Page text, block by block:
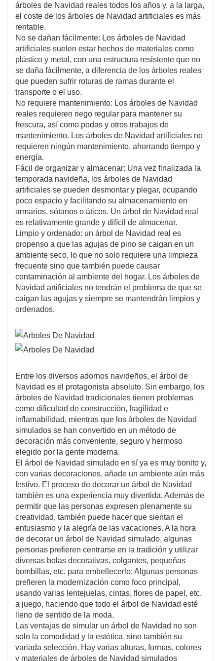
temporada navideña, lo que reduce la
necesidad de comprar un árbol nuevo con
regularidad.
árboles de Navidad reales todos los años y, a la larga,
el coste de los árboles de Navidad artificiales es más
rentable.
No se dañan fácilmente: Los árboles de Navidad
artificiales suelen estar hechos de materiales como
plástico y metal, con una estructura resistente que no
se daña fácilmente, a diferencia de los árboles reales
que pueden sufrir roturas de ramas durante el
transporte o el uso.
No requiere mantenimiento: Los árboles de Navidad
reales requieren riego regular para mantener su
frescura, así como podas y otros trabajos de
mantenimiento. Los árboles de Navidad artificiales no
requieren ningún mantenimiento, ahorrando tiempo y
energía.
Fácil de organizar y almacenar: Una vez finalizada la
temporada navideña, los árboles de Navidad
artificiales se pueden desmontar y plegar, ocupando
poco espacio y facilitando su almacenamiento en
armarios, sótanos o áticos. Un árbol de Navidad real
es relativamente grande y difícil de almacenar.
Limpio y ordenado: un árbol de Navidad real es
propenso a que las agujas de pino se caigan en un
ambiente seco, lo que no solo requiere una limpieza
frecuente sino que también puede causar
contaminación al ambiente del hogar. Los árboles de
Navidad artificiales no tendrán el problema de que se
caigan las agujas y siempre se mantendrán limpios y
ordenados.
Entre los diversos adornos navideños, el árbol de
Navidad es el protagonista absoluto. Sin embargo, los
árboles de Navidad tradicionales tienen problemas
como dificultad de construcción, fragilidad e
inflamabilidad, mientras que los árboles de Navidad
simulados se han convertido en un método de
decoración más conveniente, seguro y hermoso
elegido por la gente moderna.
El árbol de Navidad simulado en sí ya es muy bonito y,
con varias decoraciones, añade un ambiente aún más
festivo. El proceso de decorar un árbol de Navidad
también es una experiencia muy divertida. Además de
permitir que las personas expresen plenamente su
creatividad, también puede hacer que sientan el
entusiasmo y la alegría de las vacaciones. A la hora
de decorar un árbol de Navidad simulado, algunas
personas prefieren centrarse en la tradición y utilizar
diversas bolas decorativas, colgantes, pequeñas
bombillas, etc. para embellecerlo; Algunas personas
prefieren la modernización como foco principal,
usando varias lentejuelas, cintas, flores de papel, etc.
a juego, haciendo que todo el árbol de Navidad esté
lleno de sentido de la moda.
Las ventajas de simular un árbol de Navidad no son
solo la comodidad y la estética, sino también su
variada selección. Hay varias alturas, formas, colores
y materiales de árboles de Navidad simulados